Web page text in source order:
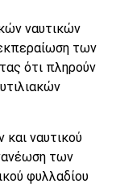
ναυτικών
των
ότι πληρούν
ναυτικού
των
φυλλαδίου